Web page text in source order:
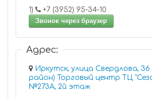
1)
+7 (3952) 95-34-10
Звонок через браузер
Адрес:
Иркутск, улица Свердлова, 36
район) Торговый центр ТЦ "Сезон",
№273А, 2й этаж